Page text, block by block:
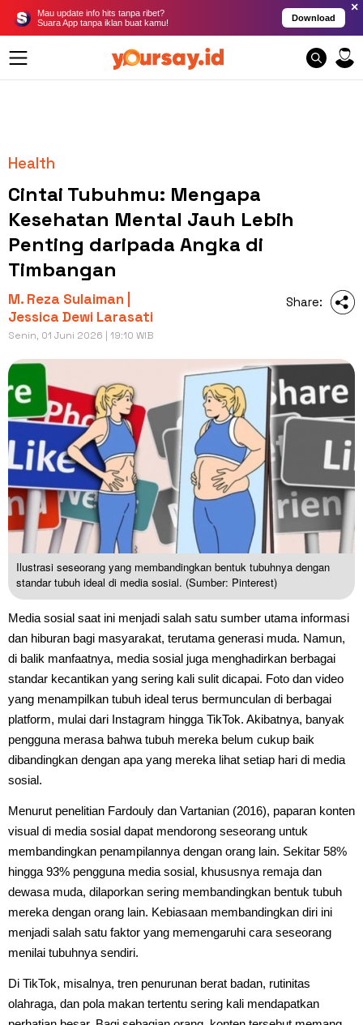
Mau update info hits tanpa ribet?
Suara App tanpa iklan buat kamu!
Download
×
Health
Cintai Tubuhmu: Mengapa
Kesehatan Mental Jauh Lebih
Penting daripada Angka di
Timbangan
M. Reza Sulaiman |
Jessica Dewi Larasati
Senin, 01 Juni 2026 | 19:10 WIB
Share:
Ilustrasi seseorang yang membandingkan bentuk tubuhnya dengan
standar tubuh ideal di media sosial. (Sumber: Pinterest)
Media sosial saat ini menjadi salah satu sumber utama informasi
dan hiburan bagi masyarakat, terutama generasi muda. Namun,
di balik manfaatnya, media sosial juga menghadirkan berbagai
standar kecantikan yang sering kali sulit dicapai. Foto dan video
yang menampilkan tubuh ideal terus bermunculan di berbagai
platform, mulai dari Instagram hingga TikTok. Akibatnya, banyak
pengguna merasa bahwa tubuh mereka belum cukup baik
dibandingkan dengan apa yang mereka lihat setiap hari di media
sosial.
Menurut penelitian Fardouly dan Vartanian (2016), paparan konten
visual di media sosial dapat mendorong seseorang untuk
membandingkan penampilannya dengan orang lain. Sekitar 58%
hingga 93% pengguna media sosial, khususnya remaja dan
dewasa muda, dilaporkan sering membandingkan bentuk tubuh
mereka dengan orang lain. Kebiasaan membandingkan diri ini
menjadi salah satu faktor yang memengaruhi cara seseorang
menilai tubuhnya sendiri.
Di TikTok, misalnya, tren penurunan berat badan, rutinitas
olahraga, dan pola makan tertentu sering kali mendapatkan